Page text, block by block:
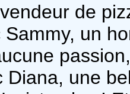
de
un
Diana, une